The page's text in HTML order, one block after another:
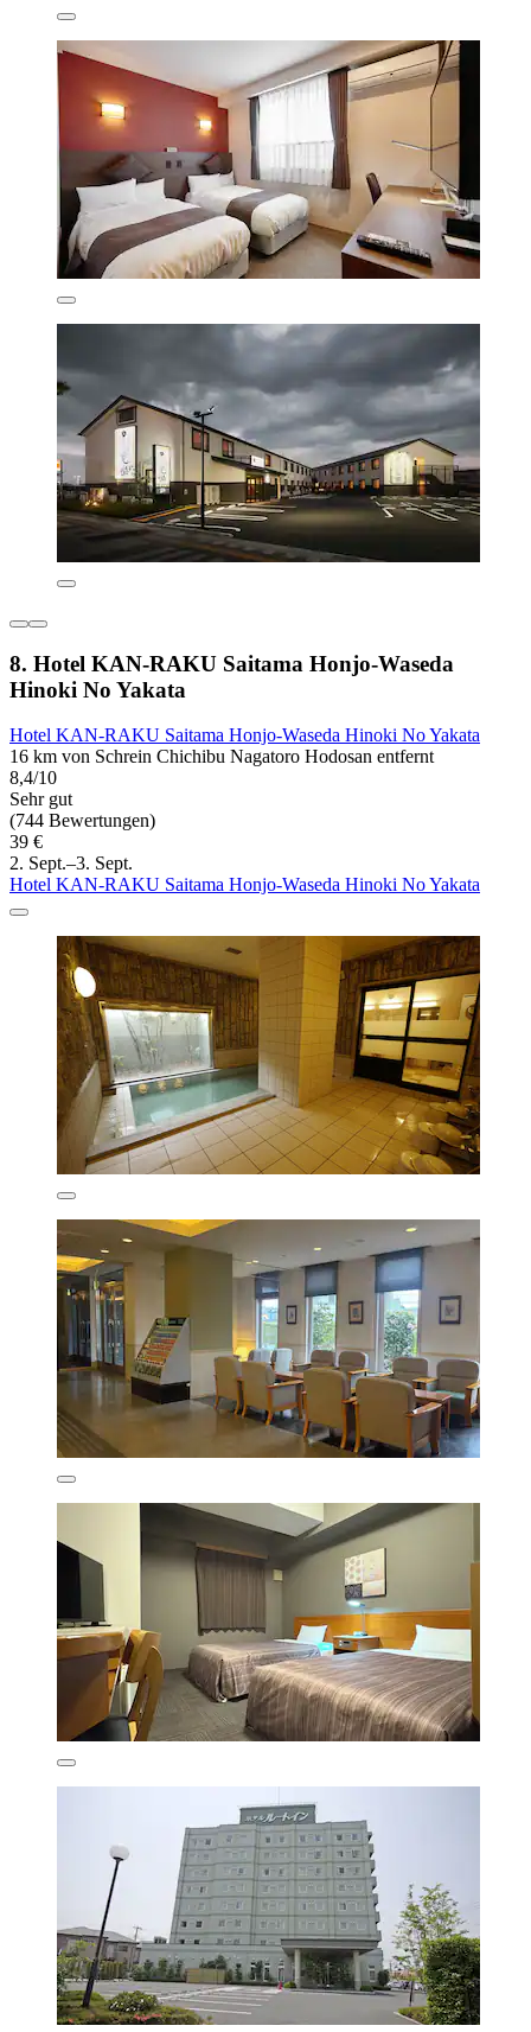
8. Hotel KAN-RAKU Saitama Honjo-Waseda
Hinoki No Yakata
Hotel KAN-RAKU Saitama Honjo-Waseda Hinoki No Yakata
16 km von Schrein Chichibu Nagatoro Hodosan entfernt
8,4/10
Sehr gut
(744 Bewertungen)
39 €
2. Sept.–3. Sept.
Hotel KAN-RAKU Saitama Honjo-Waseda Hinoki No Yakata